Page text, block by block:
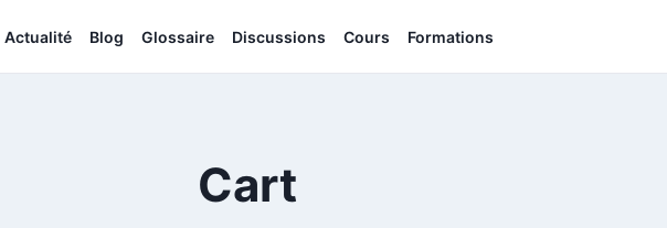
Actualité Blog Glossaire Discussions Cours Formations
Cart